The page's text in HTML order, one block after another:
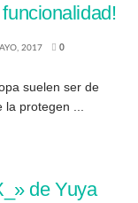
2017 0
suelen ser de
protegen ...
de Yuya